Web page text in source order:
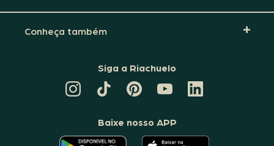
Conheça também
Siga a Riachuelo
TIKTOK
DA
PINTEREST
DA
CANAL
DA
RIACHUELO
LINKEDIN
DA
Baixe nosso APP
O O